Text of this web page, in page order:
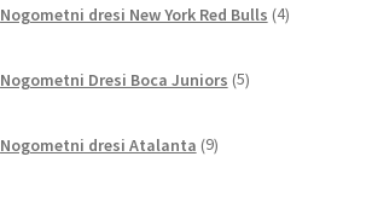
Nogometni dresi New York Red Bulls 4izdelki
Nogometni Dresi Boca Juniors 5izdelkov
Nogometni dresi Atalanta 9izdelkov